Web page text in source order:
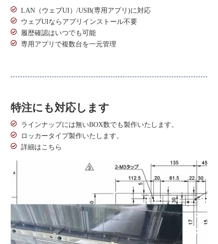
LAN（ウェブUI）/USB(専用アプリ)に対応
ウェブUIならアプリインストール不要
履歴確認はいつでも可能
専用アプリで複数台を一元管理
特注にも対応します
ラインナップには無いBOX数でも製作いたします。
ロッカータイプ製作いたします。
詳細はこちら